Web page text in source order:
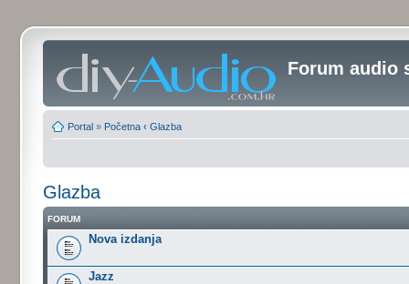
Forum audio
Portal » Početna ‹ Glazba
Glazba
FORUM
Nova izdanja
Jazz